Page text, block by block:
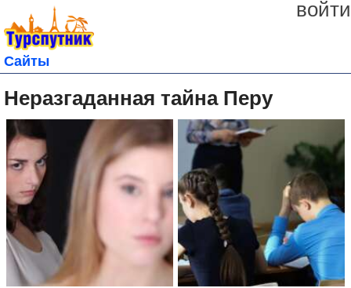
войти
Сайты
Неразгаданная тайна Перу